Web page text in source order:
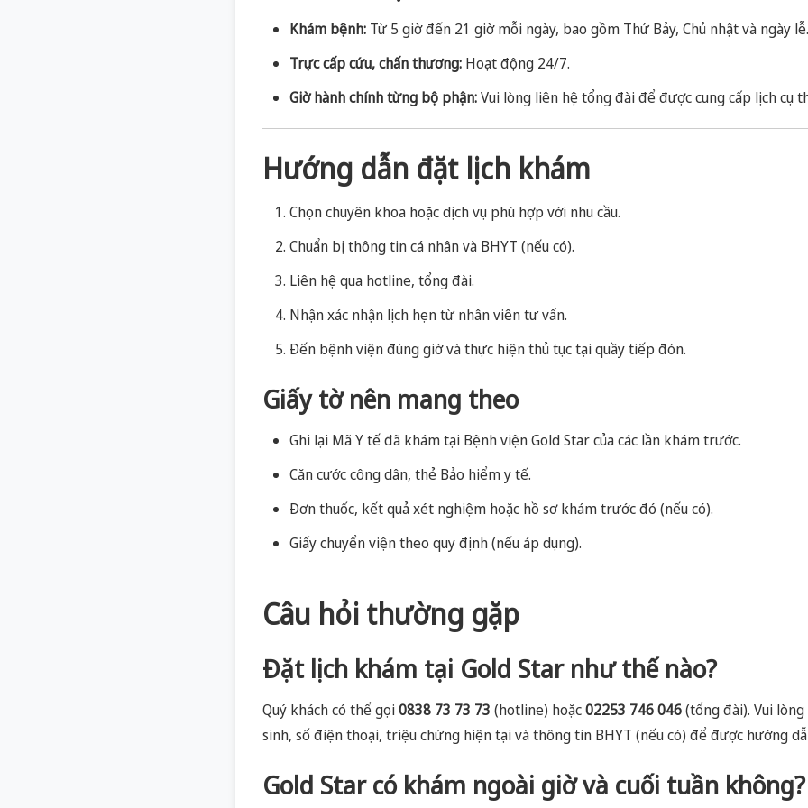
Khám bệnh: Từ 5 giờ đến 21 giờ mỗi ngày, bao gồm Thứ Bảy, Chủ nhật và ngày lễ.
Trực cấp cứu, chấn thương: Hoạt động 24/7.
Giờ hành chính từng bộ phận:Vui lòng liên hệ tổng đài để được cung cấp lịch cụ
Hướng dẫn đặt lịch khám
Chọn chuyên khoa hoặc dịch vụ phù hợp với nhu cầu.
Chuẩn bị thông tin cá nhân và BHYT (nếu có).
Liên hệ qua hotline, tổng đài.
Nhận xác nhận lịch hẹn từ nhân viên tư vấn.
Đến bệnh viện đúng giờ và thực hiện thủ tục tại quầy tiếp đón.
Giấy tờ nên mang theo
Ghi lại Mã Y tế đã khám tại Bệnh viện Gold Star của các lần khám trước.
Căn cước công dân, thẻ Bảo hiểm y tế.
Đơn thuốc, kết quả xét nghiệm hoặc hồ sơ khám trước đó (nếu có).
Giấy chuyển viện theo quy định (nếu áp dụng).
Câu hỏi thường gặp
Đặt lịch khám tại Gold Star như thế nào?
Quý khách có thể gọi0838 73 73 73 (hotline) hoặc02253 746 046(tổng đài). Vui
sinh, số điện thoại, triệu chứng hiện tại và thông tin BHYT (nếu có) để được hướng
Gold Star có khám ngoài giờ và cuối tuần không?